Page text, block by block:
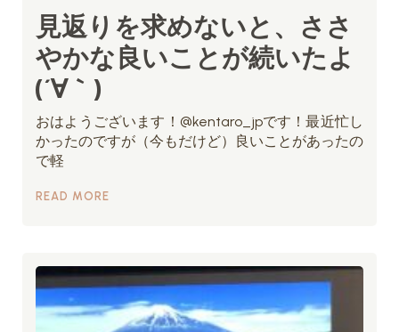
見返りを求めないと、ささ
やかな良いことが続いたよ
(´∀｀)
おはようございます！@kentaro_jpです！最近忙し
かったのですが（今もだけど）良いことがあったの
で軽
READ MORE